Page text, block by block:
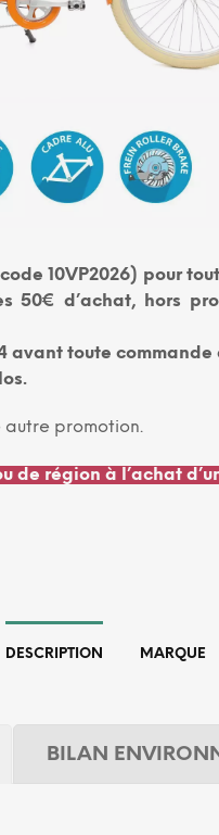
10VP2026) pour
50€ d’achat, hors
avant toute
promotion.
de région à l’achat
DESCRIPTION MARQUE
BILAN